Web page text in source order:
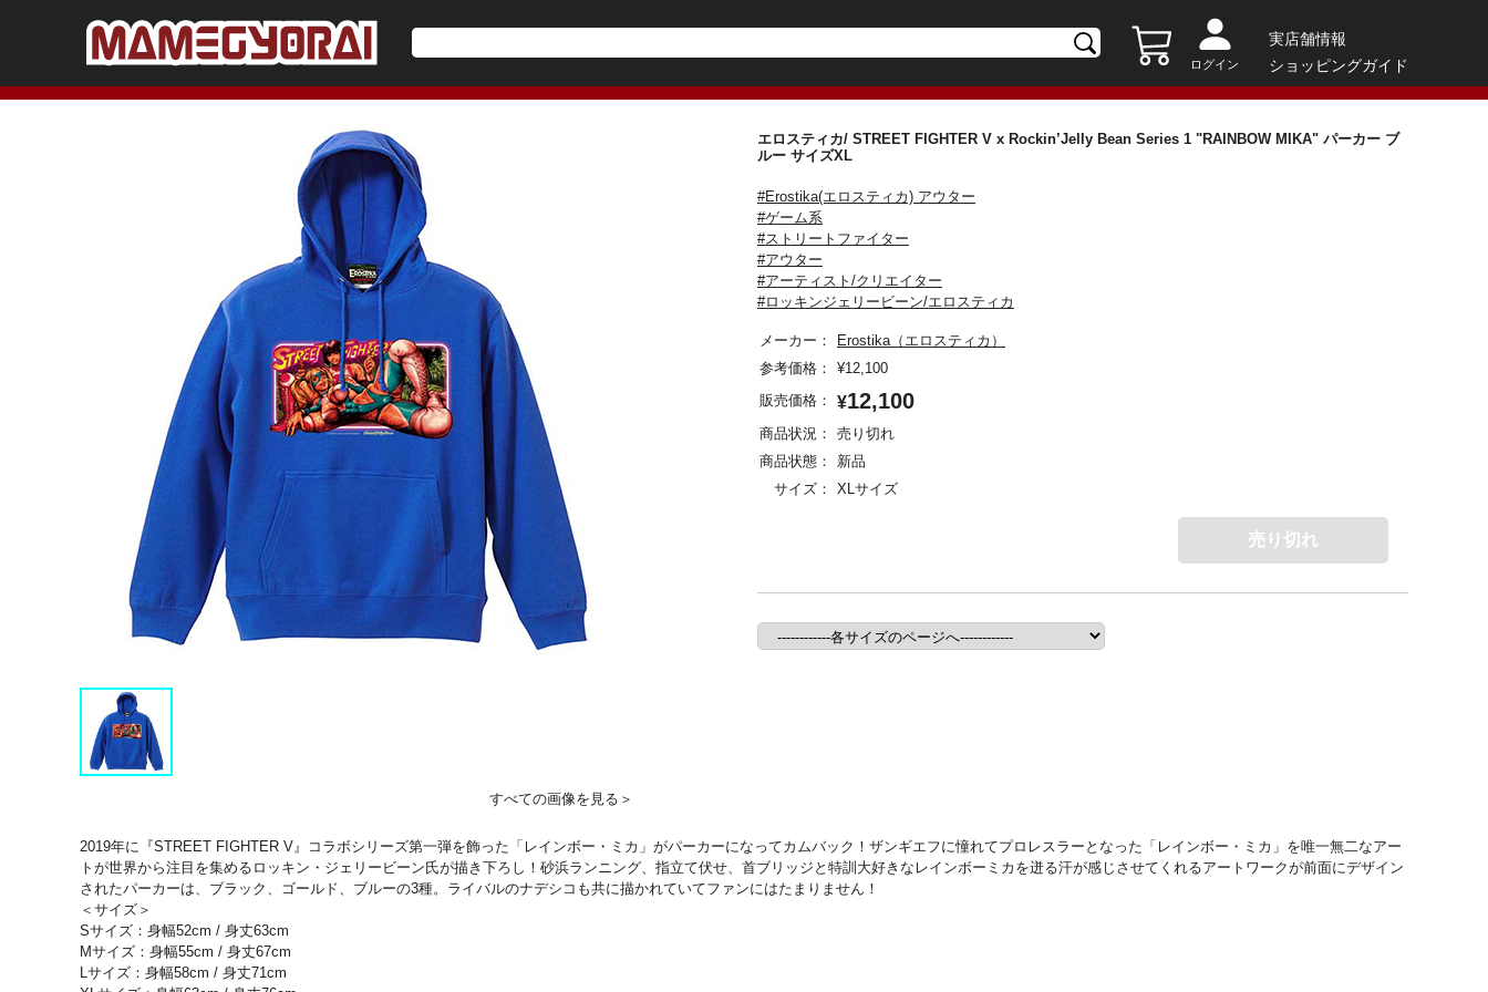
ログイン
実店舗情報
ショッピングガイド
すべての画像を見る＞
エロスティカ/ STREET FIGHTER V x Rockin’Jelly Bean Series 1 "RAINBOW MIKA" パーカー ブ
ルー サイズXL
#Erostika(エロスティカ) アウター
#ゲーム系
#ストリートファイター
#アウター
#アーティスト/クリエイター
#ロッキンジェリービーン/エロスティカ
メーカー：
Erostika（エロスティカ）
参考価格：
¥12,100
販売価格：
¥12,100
商品状況：
売り切れ
商品状態：
新品
サイズ：
XLサイズ
売り切れ
2019年に『STREET FIGHTER V』コラボシリーズ第一弾を飾った「レインボー・ミカ」がパーカーになってカムバック！ザンギエフに憧れてプロレスラーとなった「レインボー・ミカ」を唯一無二なアー
トが世界から注目を集めるロッキン・ジェリービーン氏が描き下ろし！砂浜ランニング、指立て伏せ、首ブリッジと特訓大好きなレインボーミカを迸る汗が感じさせてくれるアートワークが前面にデザイン
されたパーカーは、ブラック、ゴールド、ブルーの3種。ライバルのナデシコも共に描かれていてファンにはたまりません！
＜サイズ＞
Sサイズ：身幅52cm / 身丈63cm
Mサイズ：身幅55cm / 身丈67cm
Lサイズ：身幅58cm / 身丈71cm